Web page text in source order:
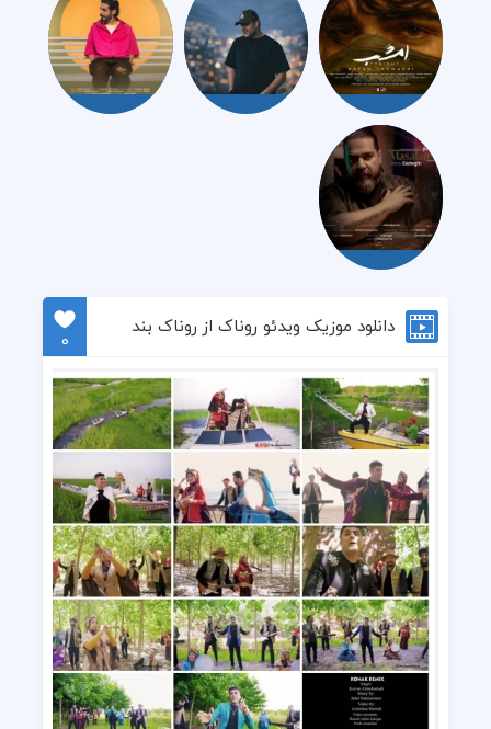
دانلود موزیک ویدئو روناک از روناک بند
0